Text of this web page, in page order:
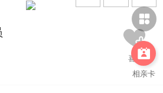


相亲卡